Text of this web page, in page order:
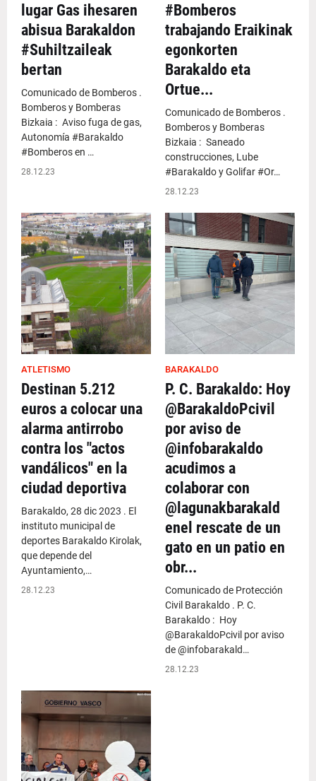
lugar Gas ihesaren
abisua Barakaldon
#Suhiltzaileak
bertan
Comunicado de Bomberos .
Bomberos y Bomberas
Bizkaia : Aviso fuga de gas,
Autonomía #Barakaldo
#Bomberos en …
28.12.23
#Bomberos
trabajando Eraikinak
egonkorten
Barakaldo eta
Ortue...
Comunicado de Bomberos .
Bomberos y Bomberas
Bizkaia : Saneado
construcciones, Lube
#Barakaldo y Golifar #Or…
28.12.23
ATLETISMO
Destinan 5.212
euros a colocar una
alarma antirrobo
contra los "actos
vandálicos" en la
ciudad deportiva
Barakaldo, 28 dic 2023 . El
instituto municipal de
deportes Barakaldo Kirolak,
que depende del
Ayuntamiento,…
28.12.23
BARAKALDO
P. C. Barakaldo: Hoy
@BarakaldoPcivil
por aviso de
@infobarakaldo
acudimos a
colaborar con
@lagunakbarakald
enel rescate de un
gato en un patio en
obr...
Comunicado de Protección
Civil Barakaldo . P. C.
Barakaldo : Hoy
@BarakaldoPcivil por aviso
de @infobarakald…
28.12.23